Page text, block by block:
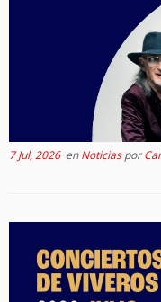
7 Jul, 2026enNoticiaspor